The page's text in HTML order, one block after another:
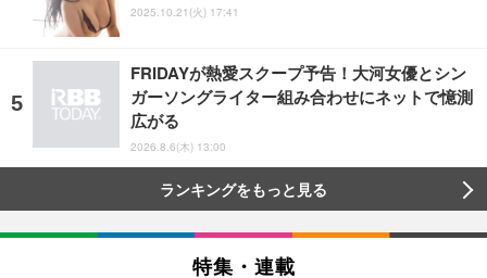
2025.10.21(火) 17:41
FRIDAYが熱愛スクープ予告！大河女優とシン
ガーソングライター組み合わせにネットで憶測
広がる
2026.8.6(木) 13:00
ランキングをもっと見る
特集・連載